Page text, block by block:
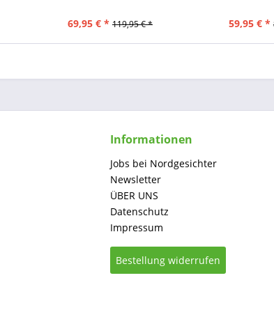
69,95 € * 119,95 € * 59,95 € *
Informationen
Jobs bei Nordgesichter
Newsletter
ÜBER UNS
Datenschutz
Impressum
Bestellung widerrufen